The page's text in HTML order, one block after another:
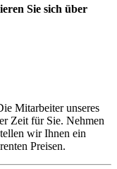
Sie sich über
Mitarbeiter unseres
Zeit für Sie. Nehmen
wir Ihnen ein
Preisen.